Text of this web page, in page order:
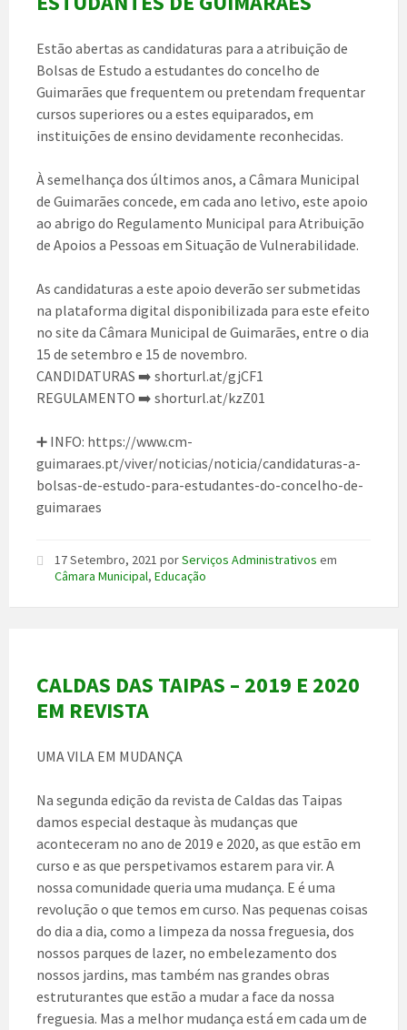
Estão abertas as candidaturas para a atribuição de
Bolsas de Estudo a estudantes do concelho de
Guimarães que frequentem ou pretendam frequentar
cursos superiores ou a estes equiparados, em
instituições de ensino devidamente reconhecidas.
À semelhança dos últimos anos, a Câmara Municipal
de Guimarães concede, em cada ano letivo, este apoio
ao abrigo do Regulamento Municipal para Atribuição
de Apoios a Pessoas em Situação de Vulnerabilidade.
As candidaturas a este apoio deverão ser submetidas
na plataforma digital disponibilizada para este efeito
no site da Câmara Municipal de Guimarães, entre o dia
15 de setembro e 15 de novembro.
CANDIDATURAS ➡️ shorturl.at/gjCF1
REGULAMENTO ➡️ shorturl.at/kzZ01
➕ INFO: https://www.cm-
guimaraes.pt/viver/noticias/noticia/candidaturas-a-
bolsas-de-estudo-para-estudantes-do-concelho-de-
guimaraes
17 Setembro, 2021 porServiços Administrativos em
Câmara Municipal, Educação
CALDAS DAS TAIPAS – 2019 E 2020
EM REVISTA
UMA VILA EM MUDANÇA
Na segunda edição da revista de Caldas das Taipas
damos especial destaque às mudanças que
aconteceram no ano de 2019 e 2020, as que estão em
curso e as que perspetivamos estarem para vir. A
nossa comunidade queria uma mudança. E é uma
revolução o que temos em curso. Nas pequenas coisas
do dia a dia, como a limpeza da nossa freguesia, dos
nossos parques de lazer, no embelezamento dos
nossos jardins, mas também nas grandes obras
estruturantes que estão a mudar a face da nossa
freguesia. Mas a melhor mudança está em cada um de